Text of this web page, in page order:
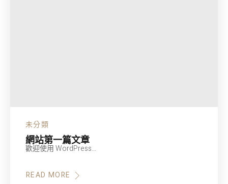
未分類
網站第一篇文章
歡迎使用 WordPress…
READ MORE
ABOUT